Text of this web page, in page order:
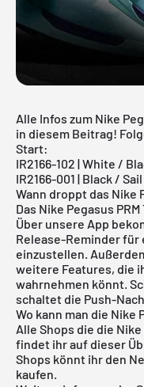
Alle Infos zum Nike
in diesem Beitrag!
Start:
IR2166-102 | White /
IR2166-001 | Black /
Wann droppt das Nike
Das Nike Pegasus
Über unsere App
Release-Reminder für
einzustellen.
weitere Features, die
wahrnehmen könnt.
schaltet die Push-
Wo kann man die Nike
Alle Shops die die
findet ihr auf dieser
Shops könnt ihr den
kaufen.